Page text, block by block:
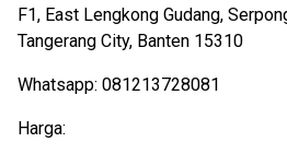
F1, East Lengkong Gudang,
Tangerang City, Banten 15310
Whatsapp: 081213728081
Harga: